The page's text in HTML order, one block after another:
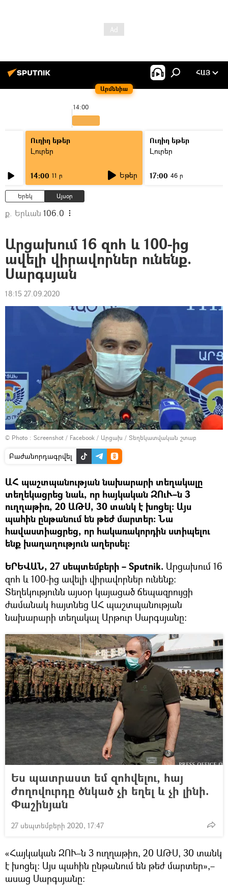
Արմենիա
ՀԱՅ
14:00
Ուղիղ եթեր
Լուրեր
14:00 11 ր Եթեր
Ուղիղ եթեր
Լուրեր
17:00 46 ր
Երեկ Այսօր
ք. Երևան 106.0
Արցախում 16 զոհ և 100-ից
ավելի վիրավորներ ունենք.
Սարգսյան
18:15 27.09.2020
© Photo : Screenshot / Facebook / Արցախ / Տեղեկատվական շտաբ
Բաժանորդագրվել
ԱՀ պաշտպանության նախարարի տեղակալը
տեղեկացրեց նաև, որ հայկական ԶՈւՒ–ն 3
ուղղաթիռ, 20 ԱԹՍ, 30 տանկ է խոցել։ Այս
պահին ընթանում են թեժ մարտեր։ Նա
հավաստիացրեց, որ հակառակորդին ստիպելու
ենք խաղաղություն աղերսել։
ԵՐԵՎԱՆ, 27 սեպտեմբերի – Sputnik. Արցախում 16
զոհ և 100-ից ավելի վիրավորներ ունենք։
Տեղեկությունն այսօր կայացած ճեպազրույցի
ժամանակ հայտնեց ԱՀ պաշտպանության
նախարարի տեղակալ Արթուր Սարգսյանը։
Ես պատրաստ եմ զոհվելու, հայ
ժողովուրդը ծնկած չի եղել և չի լինի.
Փաշինյան
27 սեպտեմբերի 2020, 17:47
«Հայկական ԶՈՒ–ն 3 ուղղաթիռ, 20 ԱԹՍ, 30 տանկ
է խոցել։ Այս պահին ընթանում են թեժ մարտեր»,–
ասաց Սարգսյանը։